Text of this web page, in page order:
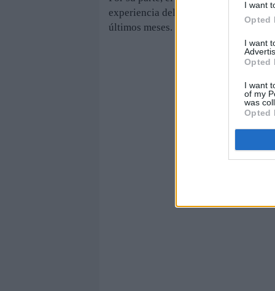
I want
Opted
I want
Opted
I want
of my
was
Opted
experiencia del candidato. Además,
últimos meses.